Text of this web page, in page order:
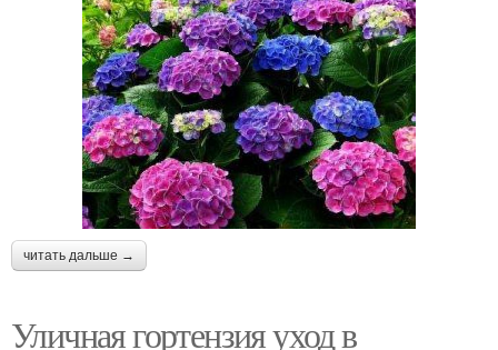
читать дальше →
Уличная гортензия уход в